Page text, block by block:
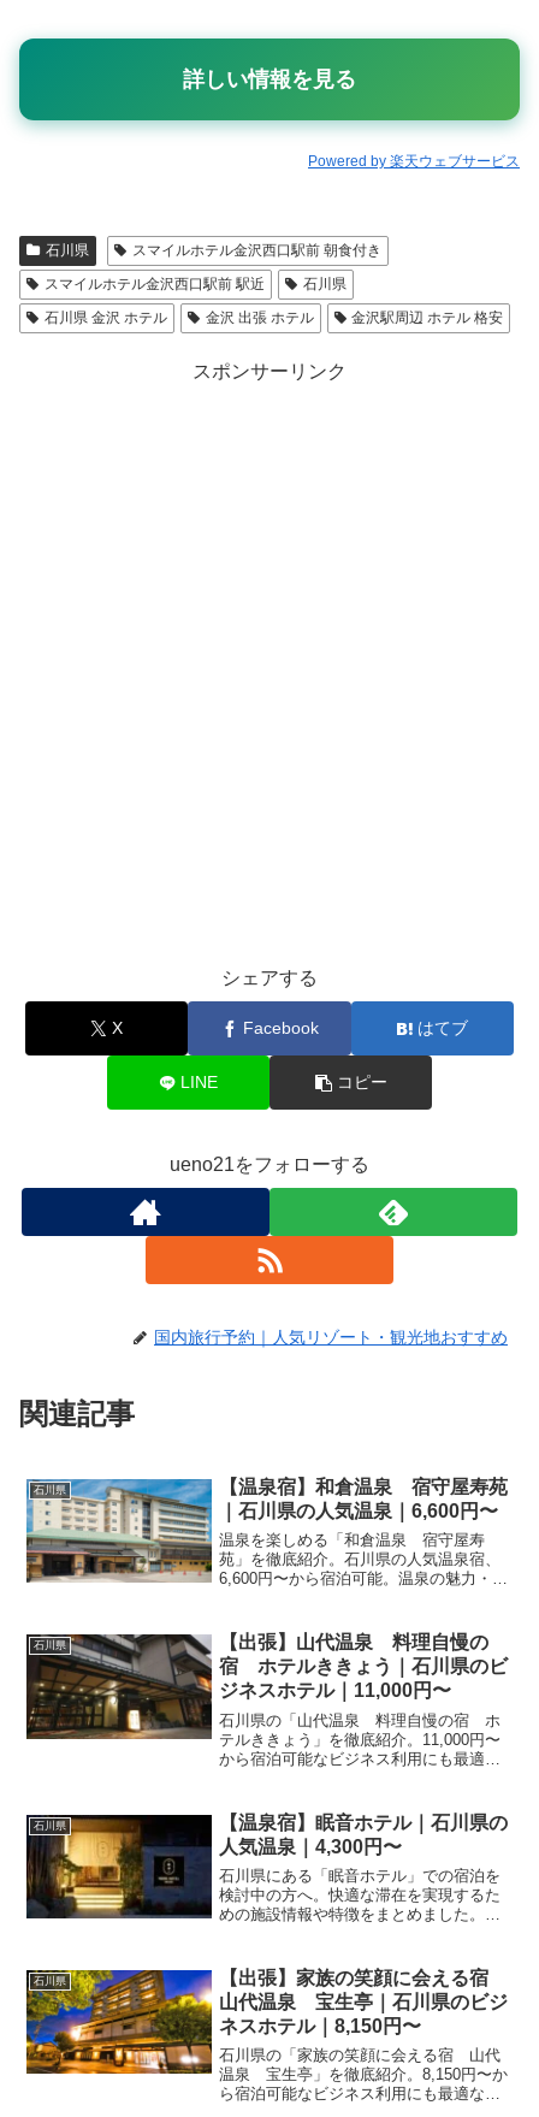
詳しい情報を見る
Powered by 楽天ウェブサービス
石川県
スマイルホテル金沢西口駅前 朝食付き
スマイルホテル金沢西口駅前 駅近
石川県
石川県 金沢 ホテル
金沢 出張 ホテル 金沢駅周辺 ホテル 格安
スポンサーリンク
シェアする
X Facebook はてブ
LINE コピー
ueno21をフォローする
国内旅行予約｜人気リゾート・観光地おすすめ
関連記事
石川県
【温泉宿】和倉温泉 宿守屋寿苑
｜石川県の人気温泉｜6,600円〜
温泉を楽しめる「和倉温泉 宿守屋寿
苑」を徹底紹介。石川県の人気温泉宿、
6,600円〜から宿泊可能。温泉の魅力・客
石川県
【出張】山代温泉 料理自慢の
宿 ホテルききょう｜石川県のビ
ジネスホテル｜11,000円〜
石川県の「山代温泉 料理自慢の宿 ホ
テルききょう」を徹底紹介。11,000円〜
から宿泊可能なビジネス利用にも最適な
石川県
【温泉宿】眠音ホテル｜石川県の
人気温泉｜4,300円〜
石川県にある「眠音ホテル」での宿泊を
検討中の方へ。快適な滞在を実現するた
めの施設情報や特徴をまとめました。楽
ル選びの参考にしてください。
石川県
【出張】家族の笑顔に会える宿
山代温泉 宝生亭｜石川県のビジ
ネスホテル｜8,150円〜
石川県の「家族の笑顔に会える宿 山代
温泉 宝生亭」を徹底紹介。8,150円〜か
ら宿泊可能なビジネス利用にも最適な